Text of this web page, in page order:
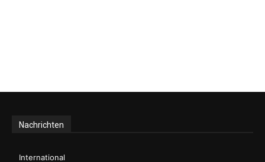
Nachrichten
International